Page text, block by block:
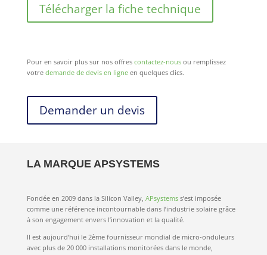
Télécharger la fiche technique
Pour en savoir plus sur nos offres contactez-nousou remplissez
votre demande de devis en ligne en quelques clics.
Demander un devis
LA MARQUE APSYSTEMS
Fondée en 2009 dans la Silicon Valley, APsystemss’est imposée
comme une référence incontournable dans l’industrie solaire grâce
à son engagement envers l’innovation et la qualité.
Il est aujourd’hui le 2ème fournisseur mondial de micro-onduleurs
avec plus de 20 000 installations monitorées dans le monde,